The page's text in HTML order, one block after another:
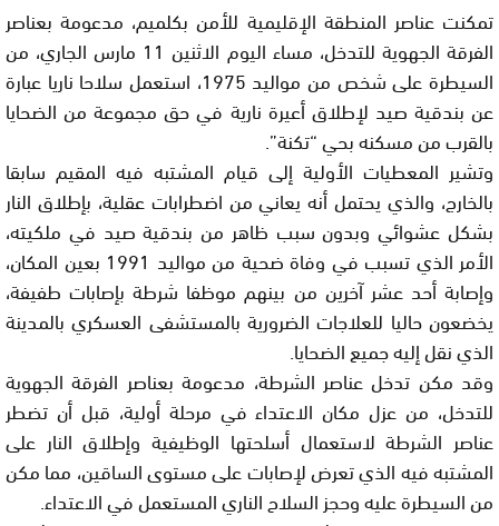
تمكنت عناصر المنطقة الإقليمية للأمن بكلميم، مدعومة بعناصر
الفرقة الجهوية للتدخل، مساء اليوم الاثنين 11 مارس الجاري، من
السيطرة على شخص من مواليد 1975، استعمل سلاحا ناريا عبارة
عن بندقية صيد لإطلاق أعيرة نارية في حق مجموعة من الضحايا
بالقرب من مسكنه بحي “تكنة”.
وتشير المعطيات الأولية إلى قيام المشتبه فيه المقيم سابقا
بالخارج، والذي يحتمل أنه يعاني من اضطرابات عقلية، بإطلاق النار
بشكل عشوائي وبدون سبب ظاهر من بندقية صيد في ملكيته،
الأمر الذي تسبب في وفاة ضحية من مواليد 1991 بعين المكان،
وإصابة أحد عشر آخرين من بينهم موظفا شرطة بإصابات طفيفة،
يخضعون حاليا للعلاجات الضرورية بالمستشفى العسكري بالمدينة
الذي نقل إليه جميع الضحايا.
وقد مكن تدخل عناصر الشرطة، مدعومة بعناصر الفرقة الجهوية
للتدخل، من عزل مكان الاعتداء في مرحلة أولية، قبل أن تضطر
عناصر الشرطة لاستعمال أسلحتها الوظيفية وإطلاق النار على
المشتبه فيه الذي تعرض لإصابات على مستوى الساقين، مما مكن
من السيطرة عليه وحجز السلاح الناري المستعمل في الاعتداء.